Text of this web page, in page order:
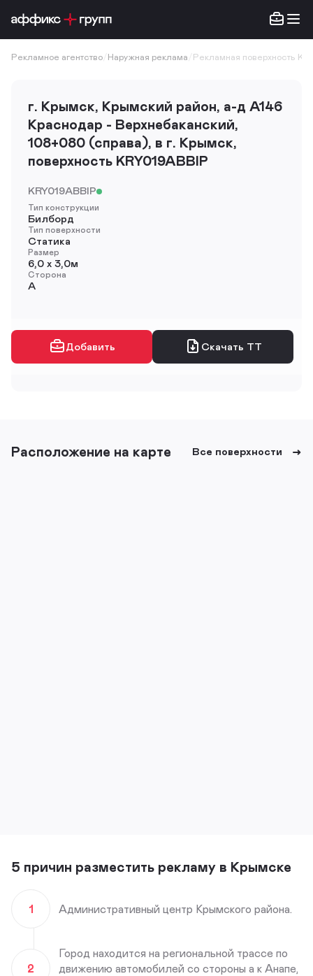
Рекламное агентство Наружная реклама Рекламная поверхность
г. Крымск, Крымский район, а-д А146
Краснодар - Верхнебаканский,
108+080 (справа), в г. Крымск,
поверхность KRY019ABBIP
KRY019ABBIP
Тип конструкции
Билборд
Тип поверхности
Статика
Размер
6,0 х 3,0м
Сторона
A
Добавить Скачать ТТ
Расположение на карте Все поверхности
5 причин разместить рекламу в Крымске
1 Административный центр Крымского района.
2
Город находится на региональной трассе по
движению автомобилей со стороны а к Анапе,